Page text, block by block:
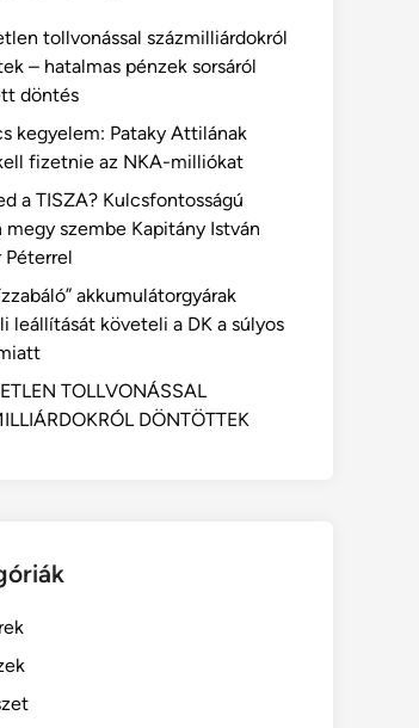
tollvonással százmilliárdokról
– hatalmas pénzek sorsáról
döntés
kegyelem: Pataky Attilának
fizetnie az NKA-milliókat
a TISZA? Kulcsfontosságú
megy szembe Kapitány István
Péterrel
akkumulátorgyárak
leállítását követeli a DK a súlyos
TOLLVONÁSSAL
DÖNTÖTTEK